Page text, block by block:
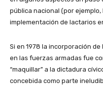
pública nacional (por
implementación de lactarios
Si en 1978 la incorporación
en las fuerzas armadas fue
“maquillar” a la dictadura
concebida como parte